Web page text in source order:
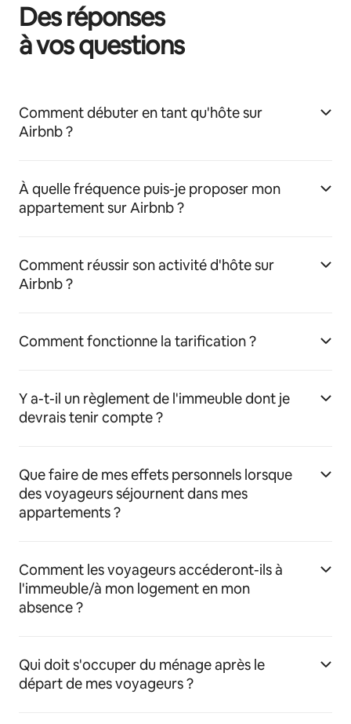
Des réponses
à vos questions
Comment débuter en tant qu'hôte sur
Airbnb ?
À quelle fréquence puis-je proposer mon
appartement sur Airbnb ?
Comment réussir son activité d'hôte sur
Airbnb ?
Comment fonctionne la tarification ?
Y a-t-il un règlement de l'immeuble dont je
devrais tenir compte ?
Que faire de mes effets personnels lorsque
des voyageurs séjournent dans mes
appartements ?
Comment les voyageurs accéderont-ils à
l'immeuble/à mon logement en mon
absence ?
Qui doit s'occuper du ménage après le
départ de mes voyageurs ?